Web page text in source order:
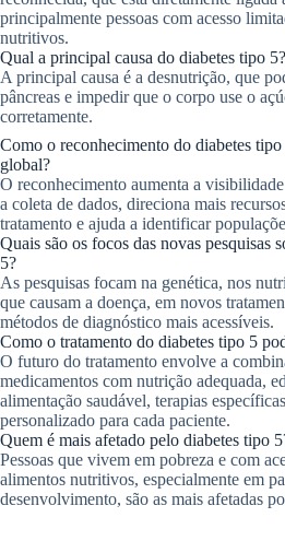
principalmente pessoas com acesso
nutritivos.
Qual a principal causa do diabetes tipo 5?
A principal causa é a desnutrição, que
pâncreas e impedir que o corpo use o
corretamente.
Como o reconhecimento do diabetes tipo
global?
O reconhecimento aumenta a
a coleta de dados, direciona mais
tratamento e ajuda a identificar
Quais são os focos das novas pesquisas
5?
As pesquisas focam na genética, nos
que causam a doença, em novos
métodos de diagnóstico mais acessíveis.
Como o tratamento do diabetes tipo 5
O futuro do tratamento envolve a
medicamentos com nutrição adequada,
alimentação saudável, terapias
personalizado para cada paciente.
Quem é mais afetado pelo diabetes tipo
Pessoas que vivem em pobreza e com
alimentos nutritivos, especialmente em
desenvolvimento, são as mais afetadas